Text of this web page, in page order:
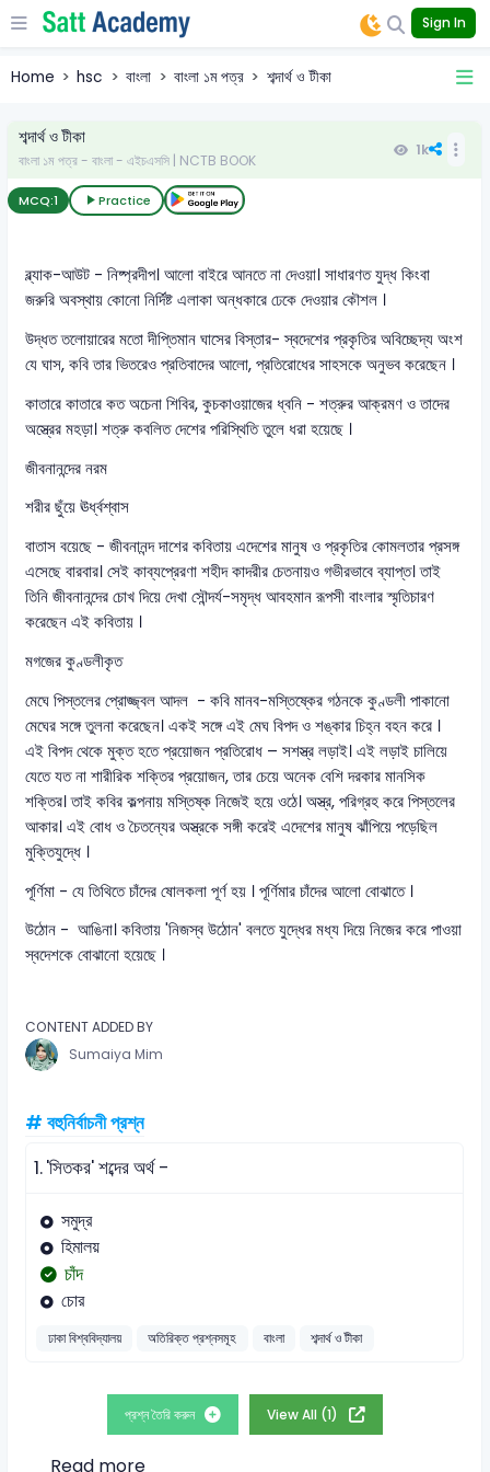
Sign In
Home hsc বাংলা বাংলা ১ম পত্র শব্দার্থ ও টীকা
শব্দার্থ ও টীকা
বাংলা ১ম পত্র - বাংলা - এইচএসসি | NCTB BOOK
1k
MCQ:1 Practice
ব্ল্যাক-আউট - নিষ্প্রদীপ। আলো বাইরে আনতে না দেওয়া। সাধারণত যুদ্ধ কিংবা
জরুরি অবস্থায় কোনো নির্দিষ্ট এলাকা অন্ধকারে ঢেকে দেওয়ার কৌশল ।
উদ্ধত তলোয়ারের মতো দীপ্তিমান ঘাসের বিস্তার- স্বদেশের প্রকৃতির অবিচ্ছেদ্য অংশ
যে ঘাস, কবি তার ভিতরেও প্রতিবাদের আলো, প্রতিরোধের সাহসকে অনুভব করেছেন ।
কাতারে কাতারে কত অচেনা শিবির, কুচকাওয়াজের ধ্বনি - শত্রুর আক্রমণ ও তাদের
অস্ত্রের মহড়া। শত্রু কবলিত দেশের পরিস্থিতি তুলে ধরা হয়েছে ।
জীবনানন্দের নরম
শরীর ছুঁয়ে ঊর্ধ্বশ্বাস
বাতাস বয়েছে - জীবনানন্দ দাশের কবিতায় এদেশের মানুষ ও প্রকৃতির কোমলতার প্রসঙ্গ
এসেছে বারবার। সেই কাব্যপ্রেরণা শহীদ কাদরীর চেতনায়ও গভীরভাবে ব্যাপ্ত। তাই
তিনি জীবনানন্দের চোখ দিয়ে দেখা সৌন্দর্য-সমৃদ্ধ আবহমান রূপসী বাংলার স্মৃতিচারণ
করেছেন এই কবিতায় ।
মগজের কুণ্ডলীকৃত
মেঘে পিস্তলের প্রোজ্জ্বল আদল - কবি মানব-মস্তিষ্কের গঠনকে কুণ্ডলী পাকানো
মেঘের সঙ্গে তুলনা করেছেন। একই সঙ্গে এই মেঘ বিপদ ও শঙ্কার চিহ্ন বহন করে ।
এই বিপদ থেকে মুক্ত হতে প্রয়োজন প্রতিরোধ – সশস্ত্র লড়াই। এই লড়াই চালিয়ে
যেতে যত না শারীরিক শক্তির প্রয়োজন, তার চেয়ে অনেক বেশি দরকার মানসিক
শক্তির। তাই কবির কল্পনায় মস্তিষ্ক নিজেই হয়ে ওঠে। অস্ত্র, পরিগ্রহ করে পিস্তলের
আকার। এই বোধ ও চৈতন্যের অস্ত্রকে সঙ্গী করেই এদেশের মানুষ ঝাঁপিয়ে পড়েছিল
মুক্তিযুদ্ধে ।
পূর্ণিমা - যে তিথিতে চাঁদের ষোলকলা পূর্ণ হয় । পূর্ণিমার চাঁদের আলো বোঝাতে ।
উঠোন - আঙিনা। কবিতায় 'নিজস্ব উঠোন' বলতে যুদ্ধের মধ্য দিয়ে নিজের করে পাওয়া
স্বদেশকে বোঝানো হয়েছে ।
CONTENT ADDED BY
Sumaiya Mim
# বহুনির্বাচনী প্রশ্ন
1.'সিতকর' শব্দের অর্থ -
সমুদ্র
হিমালয়
চাঁদ
চোর
ঢাকা বিশ্ববিদ্যালয় অতিরিক্ত প্রশ্নসমূহ বাংলা শব্দার্থ ও টীকা
প্রশ্ন তৈরি করুন View All (1)
Read more